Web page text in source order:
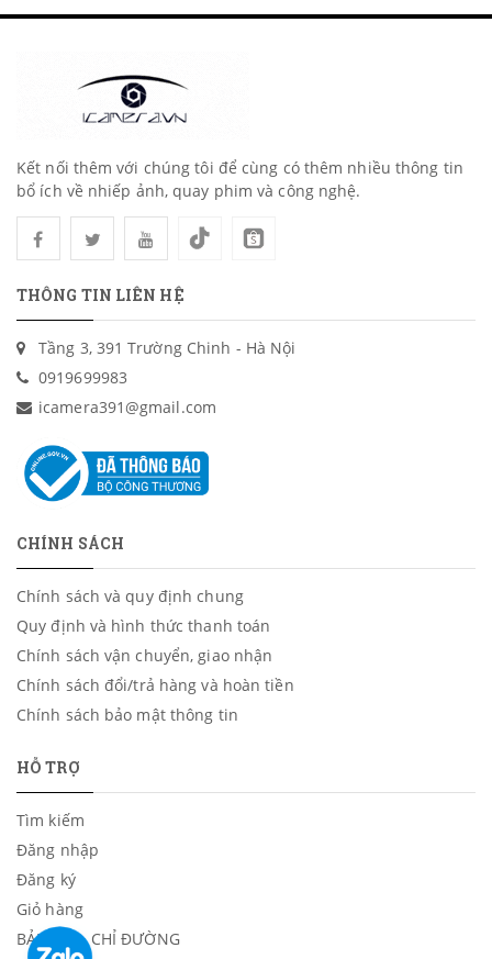
Kết nối thêm với chúng tôi để cùng có thêm nhiều thông tin
bổ ích về nhiếp ảnh, quay phim và công nghệ.
THÔNG TIN LIÊN HỆ
Tầng 3, 391 Trường Chinh - Hà Nội
0919699983
icamera391@gmail.com
CHÍNH SÁCH
Chính sách và quy định chung
Quy định và hình thức thanh toán
Chính sách vận chuyển, giao nhận
Chính sách đổi/trả hàng và hoàn tiền
Chính sách bảo mật thông tin
HỖ TRỢ
Tìm kiếm
Đăng nhập
Đăng ký
Giỏ hàng
BẢN ĐỒ - CHỈ ĐƯỜNG